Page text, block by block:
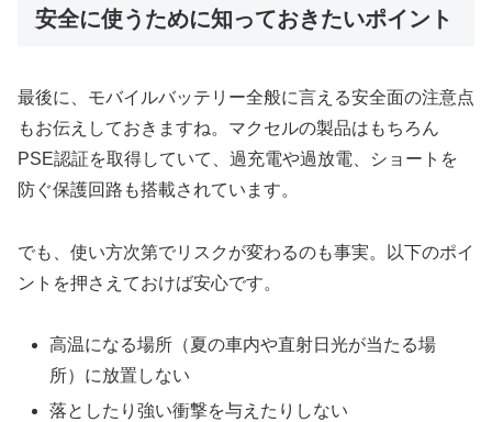
安全に使うために知っておきたいポイント
最後に、モバイルバッテリー全般に言える安全面の注意点
もお伝えしておきますね。マクセルの製品はもちろん
PSE認証を取得していて、過充電や過放電、ショートを
防ぐ保護回路も搭載されています。
でも、使い方次第でリスクが変わるのも事実。以下のポイ
ントを押さえておけば安心です。
高温になる場所（夏の車内や直射日光が当たる場
所）に放置しない
落としたり強い衝撃を与えたりしない